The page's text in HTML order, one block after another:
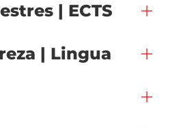
| ECTS
| Lingua